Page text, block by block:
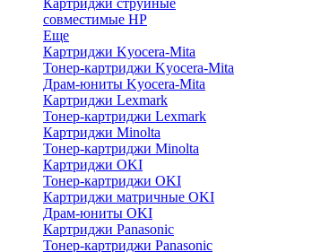
Картриджи струйные
совместимые HP
Еще
Картриджи Kyocera-Mita
Тонер-картриджи Kyocera-Mita
Драм-юниты Kyocera-Mita
Картриджи Lexmark
Тонер-картриджи Lexmark
Картриджи Minolta
Тонер-картриджи Minolta
Картриджи OKI
Тонер-картриджи OKI
Картриджи матричные OKI
Драм-юниты OKI
Картриджи Panasonic
Тонер-картриджи Panasonic